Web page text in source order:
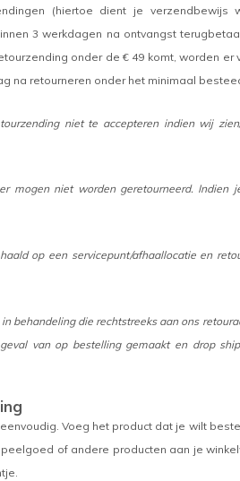
(hiertoe dient je
3 werkdagen na ontvangst
onder de € 49 komt, worden
na retourneren onder het minimaal
niet te accepteren indien wij
mogen niet worden geretourneerd.
op een servicepunt/afhaallocatie en
behandeling die rechtstreeks aan ons
van op bestelling gemaakt en drop
Voeg het product dat je wilt
of andere producten aan je